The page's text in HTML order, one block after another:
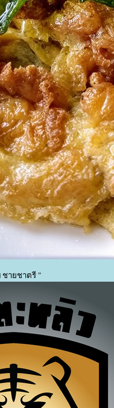
ชายชาตรี "